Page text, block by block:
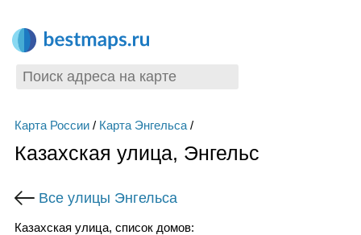
Карта России/ Карта Энгельса/
Казахская улица, Энгельс
Все улицы Энгельса
Казахская улица, список домов: